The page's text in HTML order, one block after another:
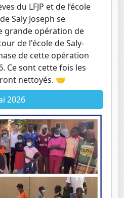
du LFJP et de l’école
Saly Joseph se
grande opération de
de l'école de Saly-
de cette opération
Ce sont cette fois les
nettoyés. 🤝
2026